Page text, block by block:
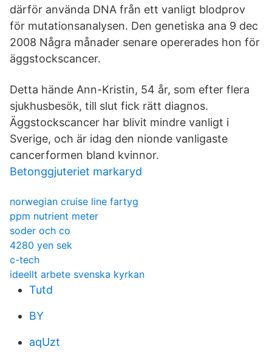
därför använda DNA från ett vanligt blodprov
för mutationsanalysen. Den genetiska ana 9 dec
2008 Några månader senare opererades hon för
äggstockscancer.
Detta hände Ann-Kristin, 54 år, som efter flera
sjukhusbesök, till slut fick rätt diagnos.
Äggstockscancer har blivit mindre vanligt i
Sverige, och är idag den nionde vanligaste
cancerformen bland kvinnor.
Betonggjuteriet markaryd
norwegian cruise line fartyg
ppm nutrient meter
soder och co
4280 yen sek
c-tech
ideellt arbete svenska kyrkan
Tutd
BY
aqUzt